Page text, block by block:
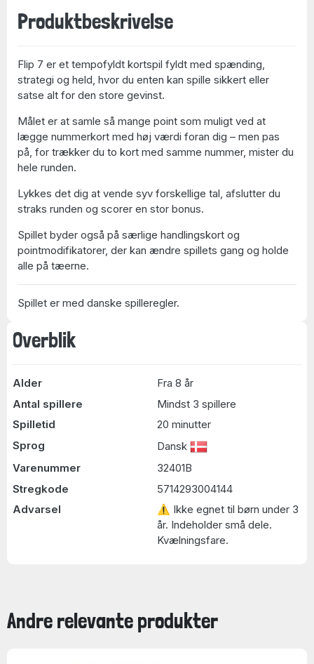
Overblik
Alder
Fra 8 år
Antal spillere
Mindst 3 spillere
Spilletid
20 minutter
Sprog
Dansk
Varenummer
32401B
Stregkode
5714293004144
Advarsel
⚠ Ikke egnet til børn under 3
år. Indeholder små dele.
Kvælningsfare.
Produktbeskrivelse
Flip 7 er et tempofyldt kortspil fyldt med spænding,
strategi og held, hvor du enten kan spille sikkert eller
satse alt for den store gevinst.
Målet er at samle så mange point som muligt ved at
lægge nummerkort med høj værdi foran dig – men pas
på, for trækker du to kort med samme nummer, mister du
hele runden.
Lykkes det dig at vende syv forskellige tal, afslutter du
straks runden og scorer en stor bonus.
Spillet byder også på særlige handlingskort og
pointmodifikatorer, der kan ændre spillets gang og holde
alle på tæerne.
Spillet er med danske spilleregler.
Andre relevante produkter